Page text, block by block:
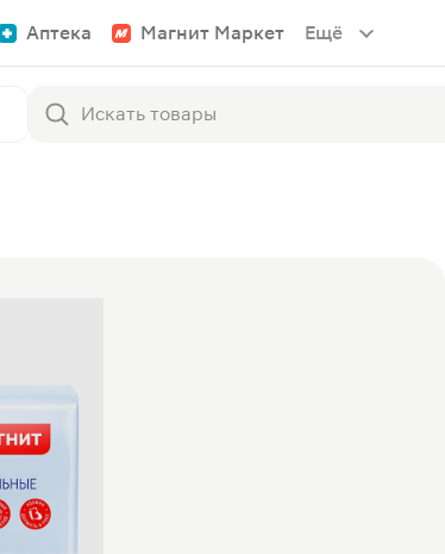
Аптека Магнит Маркет Ещё